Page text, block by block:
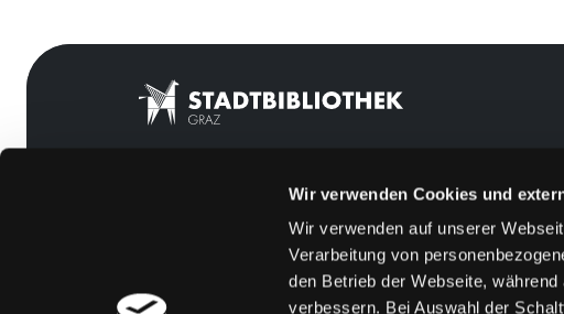
Wir verwenden Cookies und
Wir verwenden auf unserer
Verarbeitung von
den Betrieb der Webseite,
verbessern. Bei Auswahl der
Feedback
Kontakt
Über uns